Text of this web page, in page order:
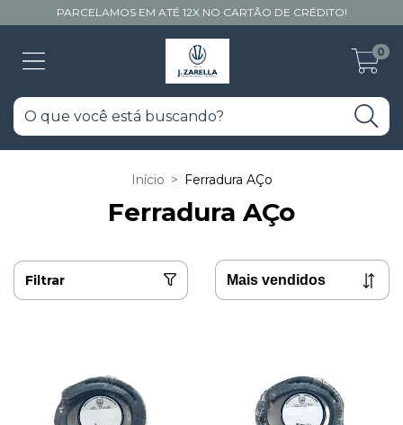
PARCELAMOS EM ATÉ 12X NO CARTÃO DE CRÉDITO!
0
Início > Ferradura AÇo
Ferradura AÇo
Filtrar